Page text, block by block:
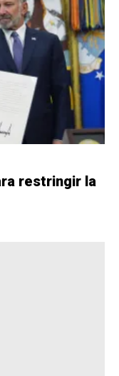
restringir la